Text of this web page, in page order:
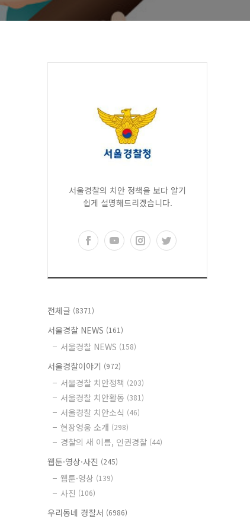
서울경찰의 치안 정책을 보다 알기
쉽게 설명해드리겠습니다.
전체글 (8371)
서울경찰 NEWS (161)
서울경찰 NEWS (158)
서울경찰이야기 (972)
서울경찰 치안정책 (203)
서울경찰 치안활동 (381)
서울경찰 치안소식 (46)
현장영웅 소개 (298)
경찰의 새 이름, 인권경찰 (44)
웹툰·영상·사진 (245)
웹툰·영상 (139)
사진 (106)
우리동네 경찰서 (6986)